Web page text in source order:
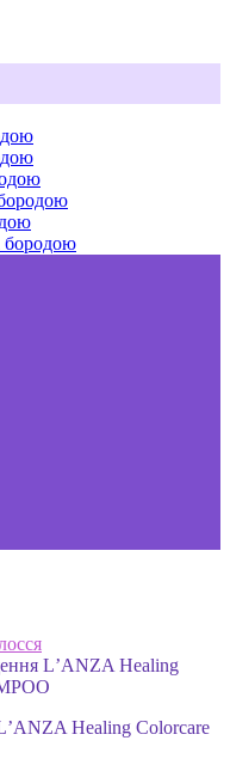
бородою
LʼANZA Healing
Healing Colorcare